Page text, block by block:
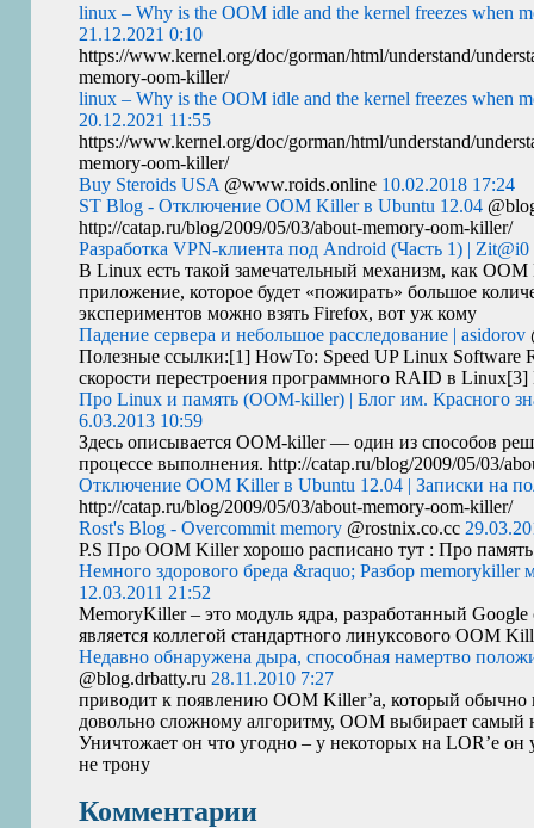
linux – Why is the OOM idle and the kernel freezes when
21.12.2021 0:10
https://www.kernel.org/doc/gorman/html/understand/
memory-oom-killer/
linux – Why is the OOM idle and the kernel freezes when
20.12.2021 11:55
https://www.kernel.org/doc/gorman/html/understand/
memory-oom-killer/
Buy Steroids USA @www.roids.online 10.02.2018 17:24
ST Blog - Отключение OOM Killer в Ubuntu 12.04
http://catap.ru/blog/2009/05/03/about-memory-oom-killer/
Разработка VPN-клиента под Android (Часть 1) | Zit@i0
В Linux есть такой замечательный механизм, какOOM
приложение, которое будет «пожирать» большое
экспериментов можно взять Firefox, вот уж кому
Падение сервера и небольшое расследование | asidorov
Полезные ссылки:[1] HowTo: SpeedUPLinux Software
скорости перестроения программногоRAID в Linux[3]
Про Linux и память (OOM-killer) | Блог им. Красного
6.03.2013 10:59
Здесь описываетсяOOM-killer — один из способов
процессе выполнения. http://catap.ru/blog/2009/05/03/
Отключение OOM Killer в Ubuntu 12.04 | Записки на
http://catap.ru/blog/2009/05/03/about-memory-oom-killer/
Rost's Blog - Overcommit memory @rostnix.co.cc
P.S ПроOOM Killer хорошо расписано тут : Про
Немного здорового бреда &raquo; Разбор memorykiller
12.03.2011 21:52
MemoryKiller – это модуль ядра, разработанный
является коллегой стандартного линуксовогоOOM
Недавно обнаружена дыра, способная намертво
@blog.drbatty.ru 28.11.2010 7:27
приводит к появлениюOOM Killer’а, который обычно
довольно сложному алгоритму,OOM выбирает самый
Уничтожает он что угодно – у некоторых наLOR’е он
не трону
Комментарии